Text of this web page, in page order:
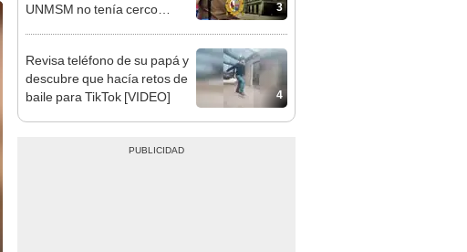
3
UNMSM no tenía cerco
4
Revisa teléfono de su papá y
descubre que hacía retos de
baile para TikTok [VIDEO]